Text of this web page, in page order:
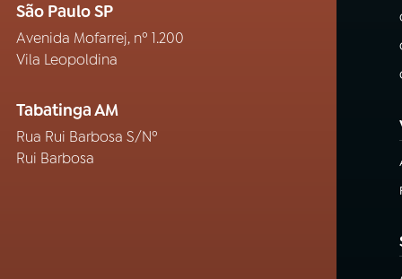
São Paulo SP
Avenida Mofarrej, nº 1.200
Vila Leopoldina
Tabatinga AM
Rua Rui Barbosa S/Nº
Rui Barbosa